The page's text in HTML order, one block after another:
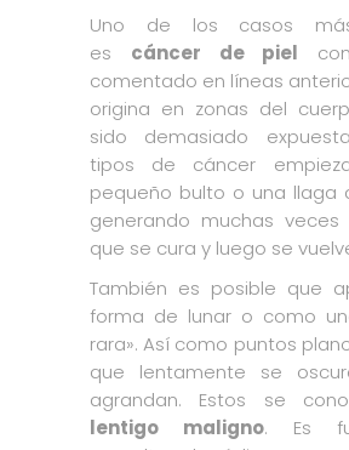
Uno de los casos
es cáncer de piel
comentado en líneas
origina en zonas del
sido demasiado
tipos de cáncer
pequeño bulto o una llaga
generando muchas
que se cura y luego se
También es posible que
forma de lunar o como
rara». Así como puntos
que lentamente se
agrandan. Estos se
lentigo maligno. Es